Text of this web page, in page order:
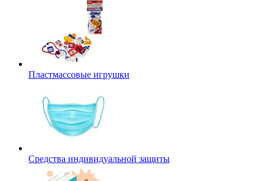
Пластмассовые игрушки
Средства индивидуальной защиты